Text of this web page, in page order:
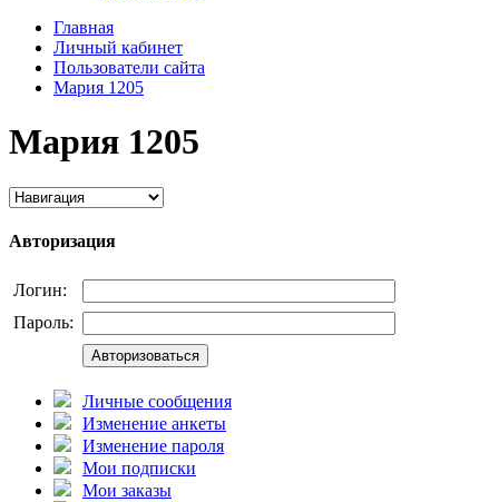
Главная
Личный кабинет
Пользователи сайта
Мария 1205
Мария 1205
Авторизация
Логин:
Пароль:
Авторизоваться
Личные сообщения
Изменение анкеты
Изменение пароля
Мои подписки
Мои заказы